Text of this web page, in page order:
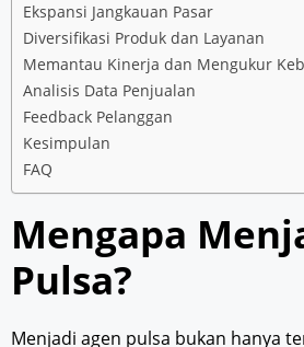
Ekspansi Jangkauan Pasar
Diversifikasi Produk dan Layanan
Memantau Kinerja dan Mengukur
Analisis Data Penjualan
Feedback Pelanggan
Kesimpulan
FAQ
Mengapa
Pulsa?
Menjadi agen pulsa bukan hanya